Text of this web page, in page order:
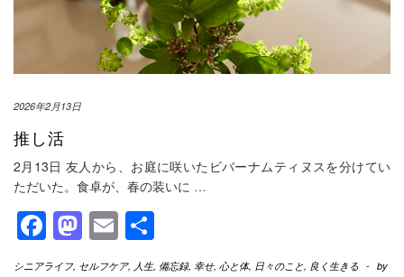
2026年2月13日
推し活
2月13日 友人から、お庭に咲いたビバーナムティヌスを分けてい
ただいた。食卓が、春の装いに …
Facebook
Mastodon
Email
有
シニアライフ, セルフケア, 人生, 備忘録, 幸せ, 心と体, 日々のこと, 良く生きる - by